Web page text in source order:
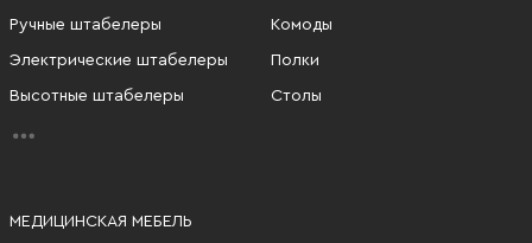
Ручные штабелеры
Электрические штабелеры
Высотные штабелеры
Комоды
Полки
Столы
МЕДИЦИНСКАЯ МЕБЕЛЬ